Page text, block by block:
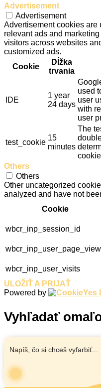
Advertisement
Advertisement
Advertisement cookies are
relevant ads and
visitors across websites
customized ads.
Cookie
Dĺžka
trvania
IDE
1 year
24 days
used
user
with
user
test_cookie
15
minutes
The
Others
Others
Other uncategorized
analyzed and have not
Cookie
wbcr_inp_session_id
wbcr_inp_user_visits
ULOŽIŤ A PRIJAŤ
Powered by
Vyhľadať